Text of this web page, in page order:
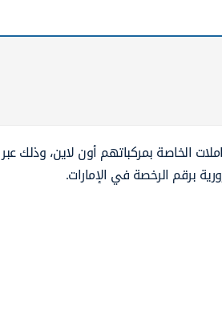
الخاصة بمركباتهم أون لاين، وذلك
برقم الرخصة في الإمارات.